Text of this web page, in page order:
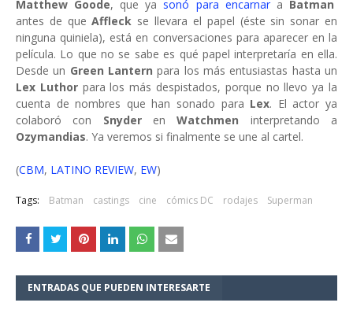
Matthew Goode, que yasonó para encarnara Batman
antes de queAffleck se llevara el papel (éste sin sonar en
ninguna quiniela), está en conversaciones para aparecer en la
película. Lo que no se sabe es qué papel interpretaría en ella.
Desde un Green Lanternpara los más entusiastas hasta un
Lex Luthorpara los más despistados, porque no llevo ya la
cuenta de nombres que han sonado para Lex. El actor ya
colaboró con SnyderenWatchmen interpretando a
Ozymandias. Ya veremos si finalmente se une al cartel.
(CBM, LATINO REVIEW, EW)
Tags: Batman castings cine cómics DC rodajes Superman
ENTRADAS QUE PUEDEN INTERESARTE